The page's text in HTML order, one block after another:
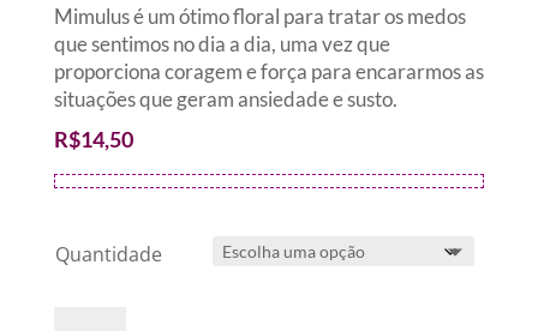
Mimulus é um ótimo floral para tratar os medos
que sentimos no dia a dia, uma vez que
proporciona coragem e força para encararmos as
situações que geram ansiedade e susto.
R$14,50
Quantidade